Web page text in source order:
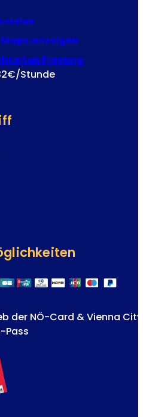
anzeigen
Freyung
Stunde
der NÖ-Card & Vienna City
Pass